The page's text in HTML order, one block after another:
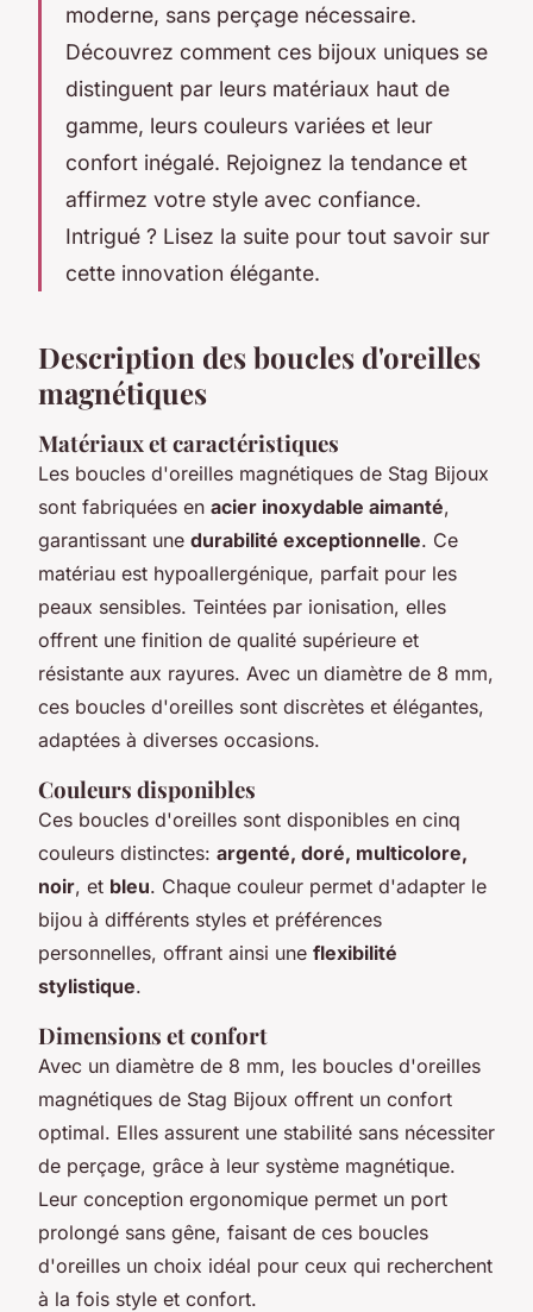
moderne, sans perçage nécessaire.
Découvrez comment ces bijoux uniques se
distinguent par leurs matériaux haut de
gamme, leurs couleurs variées et leur
confort inégalé. Rejoignez la tendance et
affirmez votre style avec confiance.
Intrigué ? Lisez la suite pour tout savoir sur
cette innovation élégante.
Description des boucles d'oreilles
magnétiques
Matériaux et caractéristiques
Les boucles d'oreilles magnétiques de Stag Bijoux
sont fabriquées en acier inoxydable aimanté,
garantissant une durabilité exceptionnelle. Ce
matériau est hypoallergénique, parfait pour les
peaux sensibles. Teintées par ionisation, elles
offrent une finition de qualité supérieure et
résistante aux rayures. Avec un diamètre de 8 mm,
ces boucles d'oreilles sont discrètes et élégantes,
adaptées à diverses occasions.
Couleurs disponibles
Ces boucles d'oreilles sont disponibles en cinq
couleurs distinctes: argenté, doré, multicolore,
noir, et bleu. Chaque couleur permet d'adapter le
bijou à différents styles et préférences
personnelles, offrant ainsi une flexibilité
stylistique.
Dimensions et confort
Avec un diamètre de 8 mm, les boucles d'oreilles
magnétiques de Stag Bijoux offrent un confort
optimal. Elles assurent une stabilité sans nécessiter
de perçage, grâce à leur système magnétique.
Leur conception ergonomique permet un port
prolongé sans gêne, faisant de ces boucles
d'oreilles un choix idéal pour ceux qui recherchent
à la fois style et confort.